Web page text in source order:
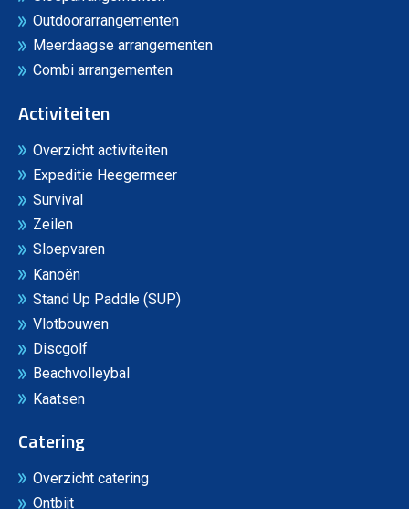
Outdoorarrangementen
Meerdaagse arrangementen
Combi arrangementen
Activiteiten
Overzicht activiteiten
Expeditie Heegermeer
Survival
Zeilen
Sloepvaren
Kanoën
Stand Up Paddle (SUP)
Vlotbouwen
Discgolf
Beachvolleybal
Kaatsen
Catering
Overzicht catering
Ontbijt